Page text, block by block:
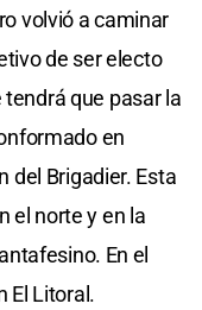
volvió a caminar
de ser electo
que pasar la
en
del Brigadier. Esta
el norte y en la
En el
El Litoral.